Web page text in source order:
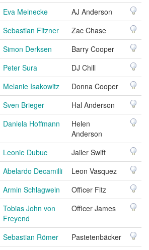
Eva Meinecke
AJ Anderson
Sebastian Fitzner
Zac Chase
Simon Derksen
Barry Cooper
Peter Sura
DJ Chill
Melanie Isakowitz
Donna Cooper
Sven Brieger
Hal Anderson
Daniela Hoffmann
Helen
Anderson
Leonie Dubuc
Jailer Swift
Abelardo Decamilli
Leon Vasquez
Armin Schlagwein
Officer Fitz
Tobias John von
Freyend
Officer James
Sebastian Römer
Pastetenbäcker